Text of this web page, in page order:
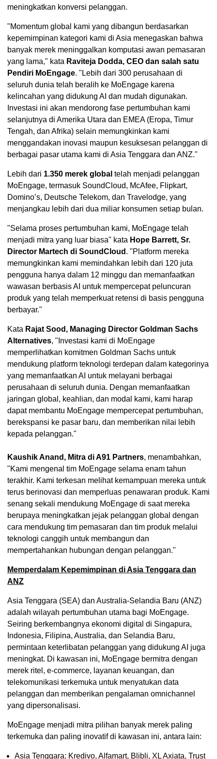
meningkatkan konversi pelanggan.
"Momentum global kami yang dibangun berdasarkan
kepemimpinan kategori kami di Asia menegaskan bahwa
banyak merek meninggalkan komputasi awan pemasaran
yang lama," kata Raviteja Dodda, CEO dan salah satu
Pendiri MoEngage. "Lebih dari 300 perusahaan di
seluruh dunia telah beralih ke MoEngage karena
kelincahan yang didukung AI dan mudah digunakan.
Investasi ini akan mendorong fase pertumbuhan kami
selanjutnya di Amerika Utara dan EMEA (Eropa, Timur
Tengah, dan Afrika) selain memungkinkan kami
menggandakan inovasi maupun kesuksesan pelanggan di
berbagai pasar utama kami di Asia Tenggara dan ANZ."
Lebih dari 1.350 merek global telah menjadi pelanggan
MoEngage, termasuk SoundCloud, McAfee, Flipkart,
Domino’s, Deutsche Telekom, dan Travelodge, yang
menjangkau lebih dari dua miliar konsumen setiap bulan.
"Selama proses pertumbuhan kami, MoEngage telah
menjadi mitra yang luar biasa" kata Hope Barrett, Sr.
Director Martech di SoundCloud . "Platform mereka
memungkinkan kami memindahkan lebih dari 120 juta
pengguna hanya dalam 12 minggu dan memanfaatkan
wawasan berbasis AI untuk mempercepat peluncuran
produk yang telah memperkuat retensi di basis pengguna
berbayar."
Kata Rajat Sood , Managing Director Goldman Sachs
Alternatives, "Investasi kami di MoEngage
memperlihatkan komitmen Goldman Sachs untuk
mendukung platform teknologi terdepan dalam kategorinya
yang memanfaatkan AI untuk melayani berbagai
perusahaan di seluruh dunia. Dengan memanfaatkan
jaringan global, keahlian, dan modal kami, kami harap
dapat membantu MoEngage mempercepat pertumbuhan,
berekspansi ke pasar baru, dan memberikan nilai lebih
kepada pelanggan."
Kaushik Anand , Mitra di A91 Partners, menambahkan,
"Kami mengenal tim MoEngage selama enam tahun
terakhir. Kami terkesan melihat kemampuan mereka untuk
terus berinovasi dan memperluas penawaran produk. Kami
senang sekali mendukung MoEngage di saat mereka
berupaya meningkatkan jejak pelanggan global dengan
cara mendukung tim pemasaran dan tim produk melalui
teknologi canggih untuk membangun dan
mempertahankan hubungan dengan pelanggan."
Memperdalam Kepemimpinan diAsia Tenggara dan
ANZ
Asia Tenggara (SEA) dan Australia-Selandia Baru (ANZ)
adalah wilayah pertumbuhan utama bagi MoEngage.
Seiring berkembangnya ekonomi digital di Singapura,
Indonesia, Filipina, Australia, dan Selandia Baru,
permintaan keterlibatan pelanggan yang didukung AI juga
meningkat. Di kawasan ini, MoEngage bermitra dengan
merek ritel, e-commerce, layanan keuangan, dan
telekomunikasi terkemuka untuk menyatukan data
pelanggan dan memberikan pengalaman omnichannel
yang dipersonalisasi.
MoEngage menjadi mitra pilihan banyak merek paling
terkemuka dan paling inovatif di kawasan ini, antara lain:
Asia Tenggara: Kredivo, Alfamart, Blibli, XL Axiata, Trust